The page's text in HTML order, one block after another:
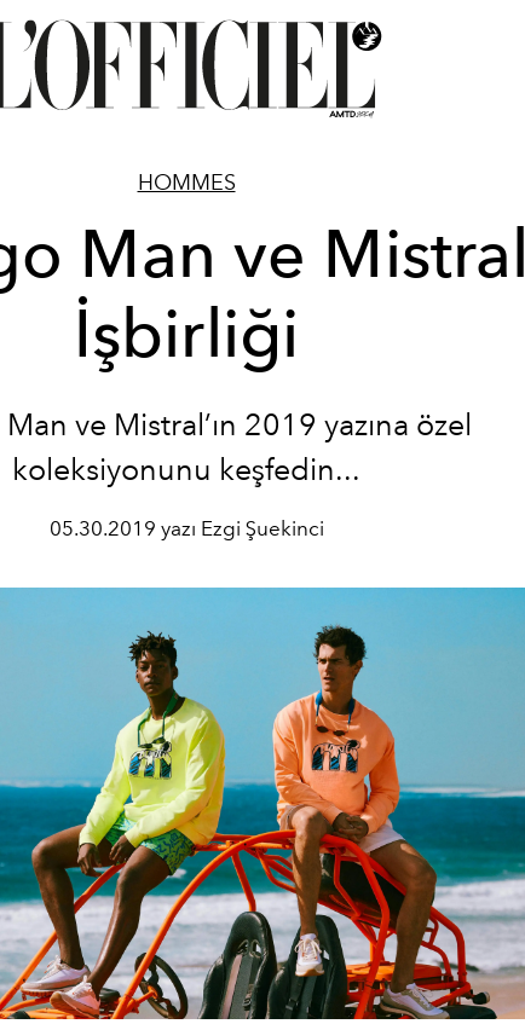
HOMMES
Man ve Mistral
İşbirliği
ve Mistral’ın 2019 yazına özel
koleksiyonunu keşfedin...
05.30.2019 yazı Ezgi Şuekinci